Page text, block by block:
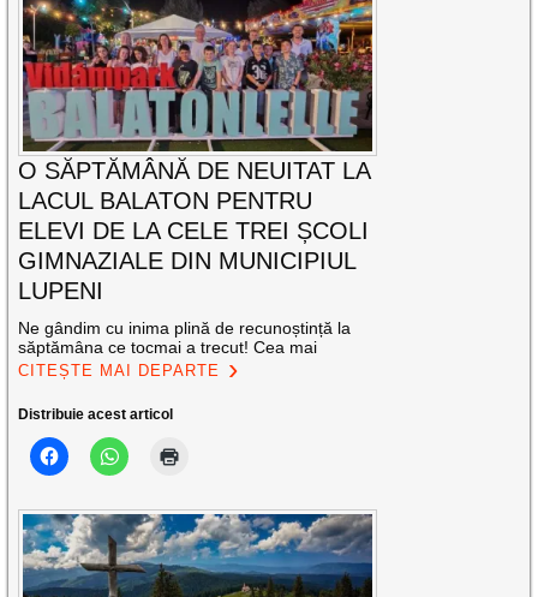
O SĂPTĂMÂNĂ DE NEUITAT LA
LACUL BALATON PENTRU
ELEVI DE LA CELE TREI ȘCOLI
GIMNAZIALE DIN MUNICIPIUL
LUPENI
Ne gândim cu inima plină de recunoștință la
săptămâna ce tocmai a trecut! Cea mai
CITEȘTE MAI DEPARTE
Distribuie acest articol